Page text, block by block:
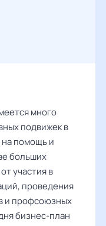
много
подвижек в
на помощь и
больших
участия в
проведения
и профсоюзных
бизнес-план